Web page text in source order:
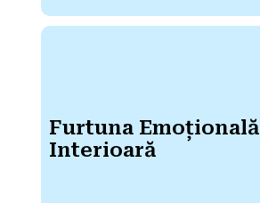
Furtuna Emoțională
Interioară